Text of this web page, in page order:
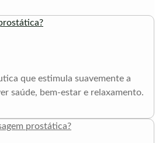
que estimula suavemente a
saúde, bem-estar e relaxamento.
prostática?